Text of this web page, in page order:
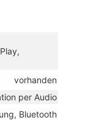
vorhanden
per Audio
Bluetooth